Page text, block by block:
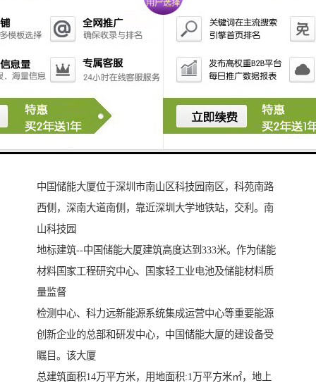
中国储能大厦位于深圳市南山区科技园南区，科苑南路
西侧，深南大道南侧，靠近深圳大学地铁站，交利。南
山科技园
地标建筑--中国储能大厦建筑高度达到333米。作为储能
材料国家工程研究中心、国家轻工业电池及储能材料质
量监督
检测中心、科力远新能源系统集成运营中心等重要能源
创新企业的总部和研发中心，中国储能大厦的建设备受
瞩目。该大厦
总建筑面积14万平方米，用地面积:1万平方米㎡，地上